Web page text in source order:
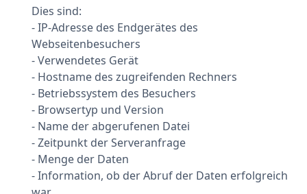
Dies sind:
- IP-Adresse des Endgerätes des
Webseitenbesuchers
- Verwendetes Gerät
- Hostname des zugreifenden Rechners
- Betriebssystem des Besuchers
- Browsertyp und Version
- Name der abgerufenen Datei
- Zeitpunkt der Serveranfrage
- Menge der Daten
- Information, ob der Abruf der Daten erfolgreich